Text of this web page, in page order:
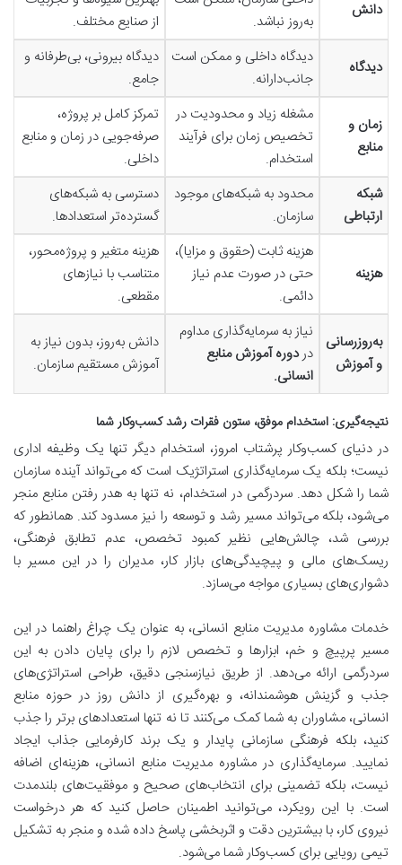
دانش
به‌روز نباشد.
از صنایع مختلف.
دیدگاه
دیدگاه داخلی و ممکن است
جانب‌دارانه.
دیدگاه بیرونی، بی‌طرفانه و
جامع.
زمان و
منابع
مشغله زیاد و محدودیت در
تخصیص زمان برای فرآیند
استخدام.
تمرکز کامل بر پروژه،
صرفه‌جویی در زمان و منابع
داخلی.
شبکه
ارتباطی
محدود به شبکه‌های موجود
سازمان.
دسترسی به شبکه‌های
گسترده‌تر استعدادها.
هزینه
هزینه ثابت (حقوق و مزایا)،
حتی در صورت عدم نیاز
دائمی.
هزینه متغیر و پروژه‌محور،
متناسب با نیازهای
مقطعی.
به‌روزرسانی
و آموزش
نیاز به سرمایه‌گذاری مداوم
دردوره آموزش منابع
انسانی.
دانش به‌روز، بدون نیاز به
آموزش مستقیم سازمان.
نتیجه‌گیری: استخدام موفق، ستون فقرات رشد کسب‌وکار شما
در دنیای کسب‌وکار پرشتاب امروز، استخدام دیگر تنها یک وظیفه اداری
نیست؛ بلکه یک سرمایه‌گذاری استراتژیک است که می‌تواند آینده سازمان
شما را شکل دهد. سردرگمی در استخدام، نه تنها به هدر رفتن منابع منجر
می‌شود، بلکه می‌تواند مسیر رشد و توسعه را نیز مسدود کند. همانطور که
بررسی شد، چالش‌هایی نظیر کمبود تخصص، عدم تطابق فرهنگی،
ریسک‌های مالی و پیچیدگی‌های بازار کار، مدیران را در این مسیر با
دشواری‌های بسیاری مواجه می‌سازد.
خدمات مشاوره مدیریت منابع انسانی، به عنوان یک چراغ راهنما در این
مسیر پرپیچ و خم، ابزارها و تخصص لازم را برای پایان دادن به این
سردرگمی ارائه می‌دهد. از طریق نیازسنجی دقیق، طراحی استراتژی‌های
جذب و گزینش هوشمندانه، و بهره‌گیری از دانش روز در حوزه منابع
انسانی، مشاوران به شما کمک می‌کنند تا نه تنها استعدادهای برتر را جذب
کنید، بلکه فرهنگی سازمانی پایدار و یک برند کارفرمایی جذاب ایجاد
نمایید. سرمایه‌گذاری در مشاوره مدیریت منابع انسانی، هزینه‌ای اضافه
نیست، بلکه تضمینی برای انتخاب‌های صحیح و موفقیت‌های بلندمدت
است. با این رویکرد، می‌توانید اطمینان حاصل کنید که هر درخواست
نیروی کار، با بیشترین دقت و اثربخشی پاسخ داده شده و منجر به تشکیل
تیمی رویایی برای کسب‌وکار شما می‌شود.